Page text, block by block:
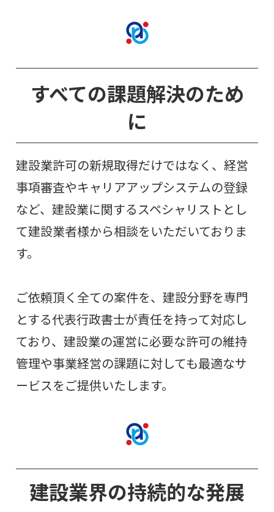
すべての課題解決のため
に
建設業許可の新規取得だけではなく、経営
事項審査やキャリアアップシステムの登録
など、建設業に関するスペシャリストとし
て建設業者様から相談をいただいておりま
す。
ご依頼頂く全ての案件を、建設分野を専門
とする代表行政書士が責任を持って対応し
ており、建設業の運営に必要な許可の維持
管理や事業経営の課題に対しても最適なサ
ービスをご提供いたします。
建設業界の持続的な発展